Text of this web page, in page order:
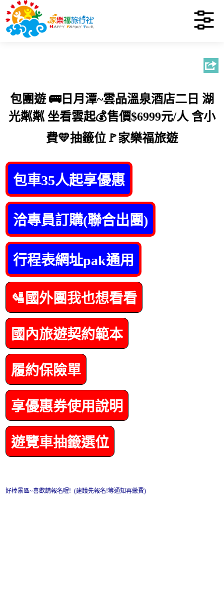
包團遊 🚌日月潭~雲品溫泉酒店二日 湖
光粼粼 坐看雲起💰售價$6999元/人 含小
費💛抽籤位🚩家樂福旅遊
包車35人起享優惠
洽專員訂購(聯合出團)
行程表網址pak通用
🛂國外團我也想看看
國內旅遊契約範本
履約保險單
享優惠券使用說明
遊覽車抽籤選位
好棒景區~喜歡請報名喔! (建議先報名!等通知再繳費)